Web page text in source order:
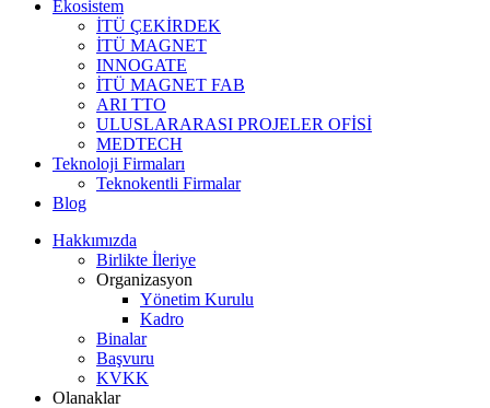
Ekosistem
İTÜ ÇEKİRDEK
İTÜ MAGNET
INNOGATE
İTÜ MAGNET FAB
ARI TTO
ULUSLARARASI PROJELER OFİSİ
MEDTECH
Teknoloji Firmaları
Teknokentli Firmalar
Blog
Hakkımızda
Birlikte İleriye
Organizasyon
Yönetim Kurulu
Kadro
Binalar
Başvuru
KVKK
Olanaklar